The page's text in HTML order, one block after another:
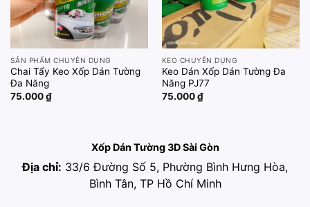
SẢN PHẨM CHUYÊN DỤNG
Chai Tẩy Keo Xốp Dán Tường
Đa Năng
75.000₫
KEO CHUYÊN DỤNG
Keo Dán Xốp Dán Tường Đa
Năng PJ77
75.000₫
Xốp Dán Tường 3D Sài Gòn
Địa chỉ: 33/6 Đường Số 5, Phường Bình Hưng Hòa,
Bình Tân, TP Hồ Chí Minh